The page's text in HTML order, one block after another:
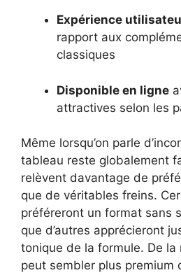
Expérience
rapport aux
classiques
Disponible en ligne
attractives selon les
Même lorsqu’on parle
tableau reste globalement
relèvent davantage de
que de véritables freins.
préféreront un format sans
que d’autres apprécieront
tonique de la formule. De la
peut sembler plus premium